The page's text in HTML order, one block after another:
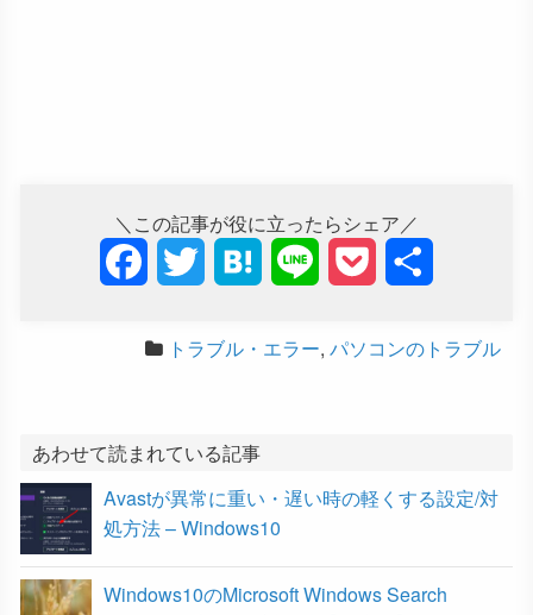
＼この記事が役に立ったらシェア／
c
b
o
k
t
e
t
a
n
c
t
トラブル・エラー, パソコンのトラブル
あわせて読まれている記事
Avastが異常に重い・遅い時の軽くする設定/対
処方法 – Windows10
Windows10のMicrosoft Windows Search